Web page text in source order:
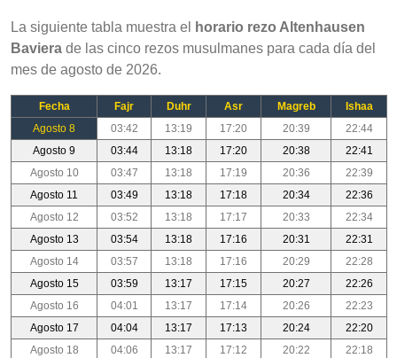
La siguiente tabla muestra el
horario rezo Altenhausen
Baviera de las cinco rezos musulmanes para cada día del
mes de agosto de 2026.
Fecha Fajr Duhr Asr Magreb
Ishaa
Agosto 8
03:42 13:19 17:20 20:39
22:44
Agosto 9
03:44 13:18 17:20 20:38
22:41
Agosto 10
03:47 13:18 17:19 20:36
22:39
Agosto 11
03:49 13:18 17:18 20:34
22:36
Agosto 12
03:52 13:18 17:17 20:33
22:34
Agosto 13
03:54 13:18 17:16 20:31
22:31
Agosto 14
03:57 13:18 17:16 20:29
22:28
Agosto 15
03:59 13:17 17:15 20:27
22:26
Agosto 16
04:01 13:17 17:14 20:26
22:23
Agosto 17
04:04 13:17 17:13 20:24
22:20
Agosto 18
04:06 13:17 17:12 20:22
22:18